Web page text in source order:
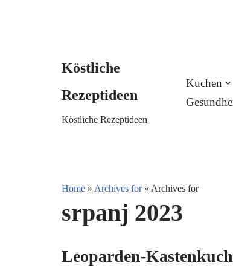
Köstliche
Rezeptideen
Köstliche Rezeptideen
Kuchen
Home » Archives for» Archives for
srpanj 2023
Leoparden-